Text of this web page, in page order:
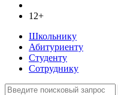
12+
Школьнику
Абитуриенту
Студенту
Сотруднику